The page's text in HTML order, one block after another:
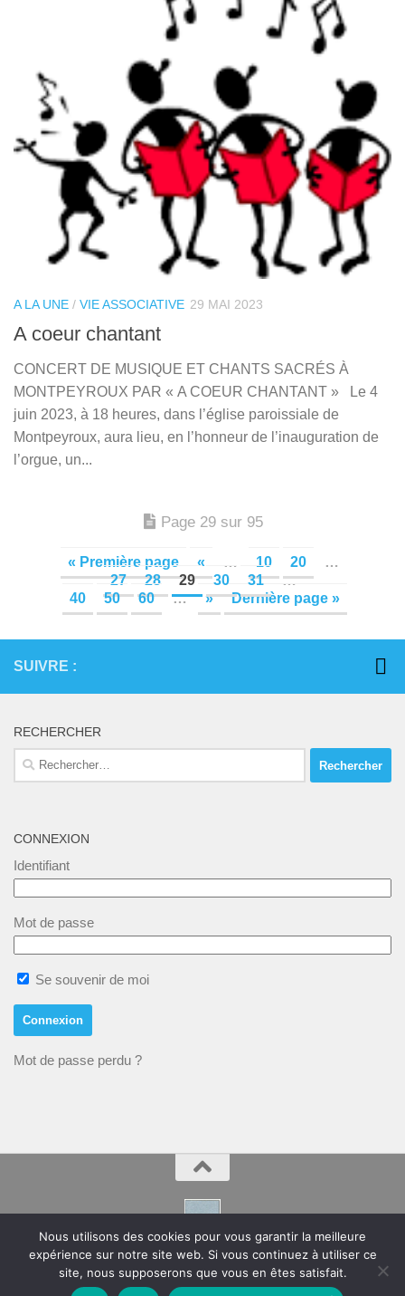
A LA UNE / VIE ASSOCIATIVE 29 MAI 2023
A coeur chantant
CONCERT DE MUSIQUE ET CHANTS SACRÉS À
MONTPEYROUX PAR « A COEUR CHANTANT » Le 4
juin 2023, à 18 heures, dans l’église paroissiale de
Montpeyroux, aura lieu, en l’honneur de l’inauguration de
l’orgue, un...
Page 29 sur 95
« Première page « 10 20
…
27
28 29 30 31
…
40
50 60 … » Dernière page »
SUIVRE :
RECHERCHER
Rechercher :
CONNEXION
Identifiant
Mot de passe
Se souvenir de moi
Mot de passe perdu ?
Montpeyroux – Hérault Site de la Mairie
Nous utilisons des cookies pour vous garantir la meilleure
expérience sur notre site web. Si vous continuez à utiliser ce
site, nous supposerons que vous en êtes satisfait.